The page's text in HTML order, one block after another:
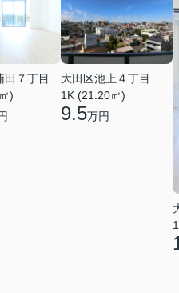
田７丁目
)
大田区池上４丁目
1K (21.20㎡)
9.5万円